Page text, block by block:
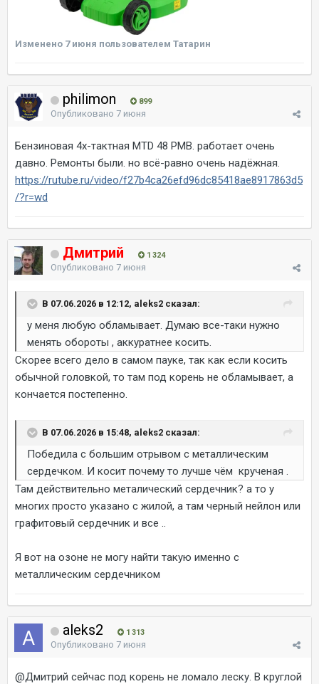
Изменено 7 июня пользователем Татарин
philimon 899
Опубликовано 7 июня
Бензиновая 4х-тактная MTD 48 PMB. работает очень
давно. Ремонты были. но всё-равно очень надёжная.
https://rutube.ru/video/f27b4ca26efd96dc85418ae8917863d5
/?r=wd
Дмитрий 1 324
Опубликовано 7 июня
В 07.06.2026 в 12:12, aleks2 сказал:
у меня любую обламывает. Думаю все-таки нужно
менять обороты , аккуратнее косить.
Скорее всего дело в самом пауке, так как если косить
обычной головкой, то там под корень не обламывает, а
кончается постепенно.
В 07.06.2026 в 15:48, aleks2 сказал:
Победила с большим отрывом с металлическим
сердечком. И косит почему то лучше чём крученая .
Там действительно металический сердечник? а то у
многих просто указано с жилой, а там черный нейлон или
графитовый сердечник и все ..
Я вот на озоне не могу найти такую именно с
металлическим сердечником
aleks2 1 313
Опубликовано 7 июня
@Дмитрий сейчас под корень не ломало леску. В круглой